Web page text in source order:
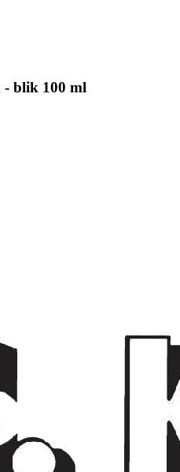
blik 100 ml